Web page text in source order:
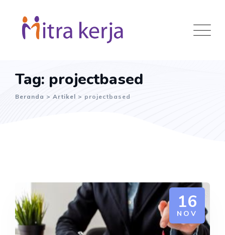
content
Tag: projectbased
Beranda > Artikel > projectbased
16
NOV